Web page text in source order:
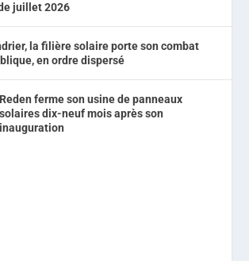
juillet 2026
la filière solaire porte son combat
en ordre dispersé
Reden ferme son usine de panneaux
solaires dix-neuf mois après son
inauguration